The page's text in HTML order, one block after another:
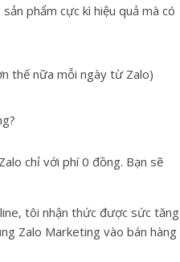
phẩm cực kì hiệu quả mà có
thế nữa mỗi ngày từ Zalo)
chỉ với phí 0 đồng. Bạn sẽ
tôi nhận thức được sức tăng
Zalo Marketing vào bán hàng